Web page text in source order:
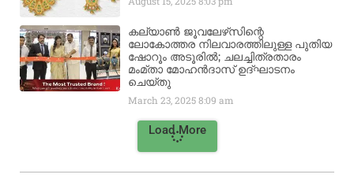
കല്യാൺ ജൂവലേഴ്‌സിന്റെ
ലോകോത്തര നിലവാരത്തിലുള്ള പുതിയ
ഷോറൂം അടൂരിൽ; ചലച്ചിത്രതാരം
മംമ്താ മോഹൻദാസ് ഉദ്ഘാടനം
ചെയ്‌തു
March 23, 20258:09 am
Load More